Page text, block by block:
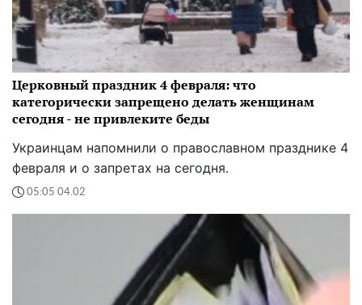
Церковный праздник 4 февраля: что
категорически запрещено делать женщинам
сегодня - не привлеките беды
Украинцам напомнили о православном празднике 4
февраля и о запретах на сегодня.
05:05 04.02